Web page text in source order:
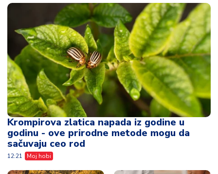
Krompirova zlatica napada iz godine u
godinu - ove prirodne metode mogu da
sačuvaju ceo rod
12:21 Moj hobi